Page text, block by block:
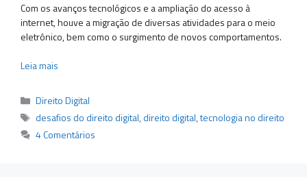
Com os avanços tecnológicos e a ampliação do acesso à
internet, houve a migração de diversas atividades para o meio
eletrônico, bem como o surgimento de novos comportamentos.
Leia mais
Categorias
Direito Digital
Tags
desafios do direito digital,direito digital,tecnologia no direito
4 Comentários